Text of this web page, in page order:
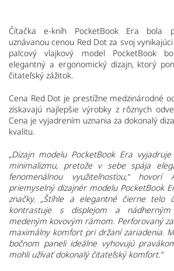
Čítačka e-kníh PocketBook Era bola
uznávanou cenou Red Dot za svoj
palcový vlajkový model PocketBook
elegantný a ergonomický dizajn, ktorý
čitateľský zážitok.
Cena Red Dot je prestížne medzinárodné
získavajú najlepšie výrobky z rôznych
Cena je vyjadrením uznania za dokonalý
kvalitu.
„Dizajn modelu PocketBook Era
minimalizmu, pretože v sebe spája
fenomenálnou využiteľnosťou,“ hovorí
priemyselný dizajnér modelu PocketBook
značky. „Štíhle a elegantné čierne telo
kontrastuje s displejom a
medeným kovovým rámom. Perforovaný
maximálny komfort pri držaní zariadenia.
bočnom paneli ideálne vyhovujú
mohli užívať dokonalý čitateľský komfort.“